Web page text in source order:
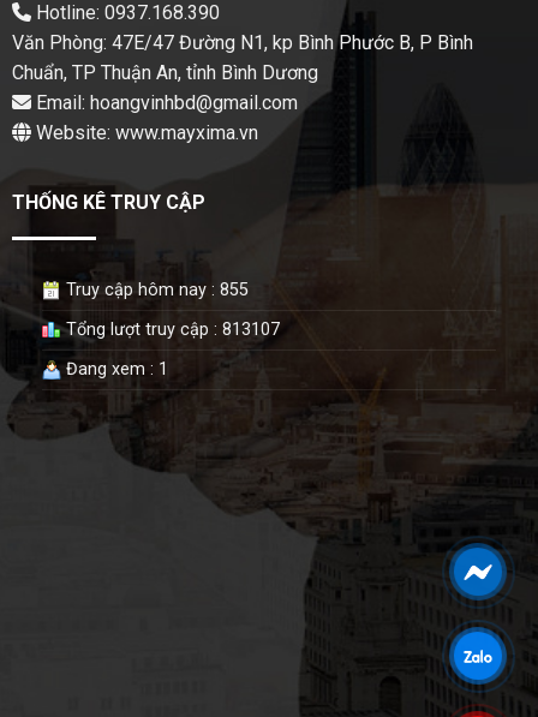
Hotline: 0937.168.390
Văn Phòng: 47E/47 Đường N1, kp Bình Phước B, P Bình
Chuẩn, TP Thuận An, tỉnh Bình Dương
Email: hoangvinhbd@gmail.com
Website: www.mayxima.vn
THỐNG KÊ TRUY CẬP
Truy cập hôm nay : 855
Tổng lượt truy cập : 813107
Đang xem : 1